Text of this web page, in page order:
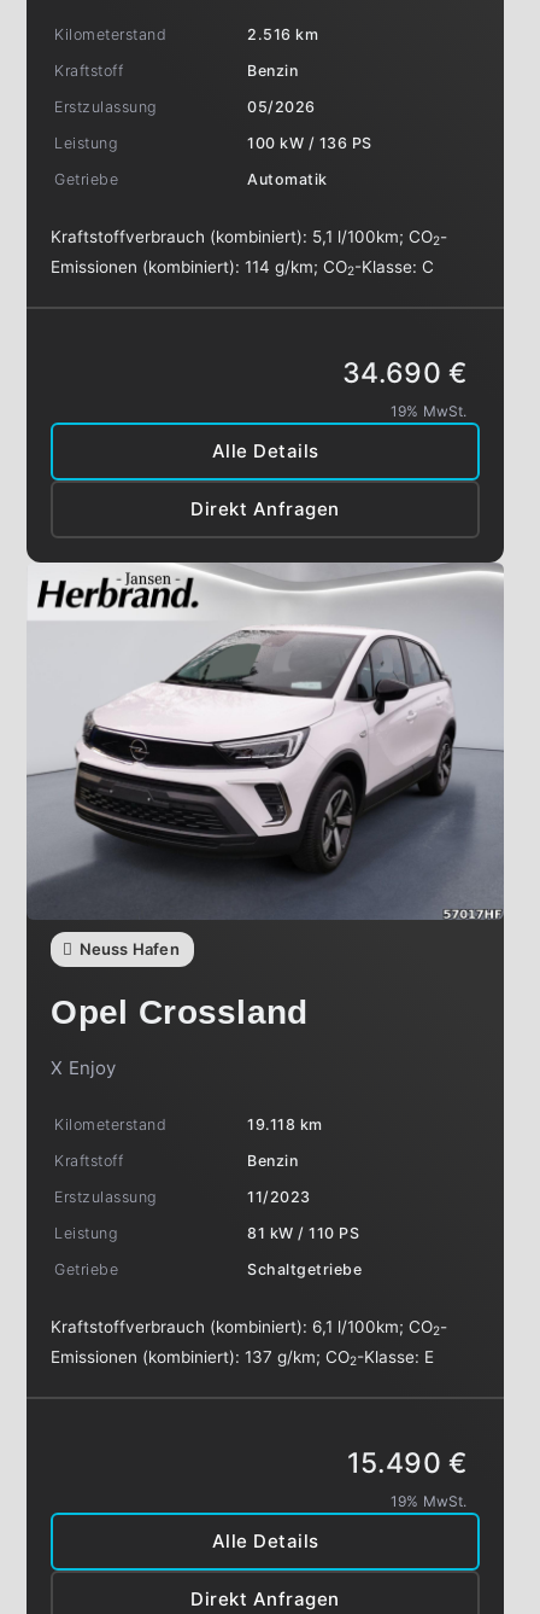
Kilometerstand
2.516 km
Kraftstoff
Benzin
Erstzulassung
05/2026
Leistung
100 kW / 136 PS
Getriebe
Automatik
Kraftstoffverbrauch (kombiniert): 5,1 l/100km;CO2-
Emissionen (kombiniert):114 g/km;CO2-Klasse:C
Alle Details
Direkt Anfragen
34.690 €
19% MwSt.
Neuss Hafen
Opel Crossland
X Enjoy
Kilometerstand
19.118 km
Kraftstoff
Benzin
Erstzulassung
11/2023
Leistung
81 kW / 110 PS
Getriebe
Schaltgetriebe
Kraftstoffverbrauch (kombiniert): 6,1 l/100km;CO2-
Emissionen (kombiniert):137 g/km;CO2-Klasse: E
Alle Details
Direkt Anfragen
15.490 €
19% MwSt.